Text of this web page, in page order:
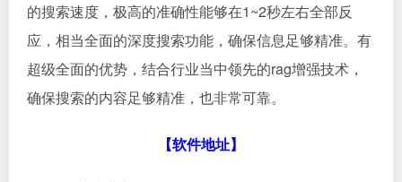
的搜索速度，极高的准确性能够在1~2秒左右全部反
应，相当全面的深度搜索功能，确保信息足够精准。有
超级全面的优势，结合行业当中领先的rag增强技术，
确保搜索的内容足够精准，也非常可靠。
【软件地址】